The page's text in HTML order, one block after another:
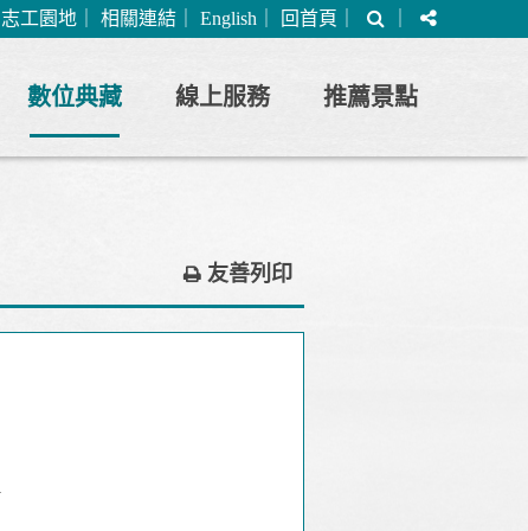
志工園地 相關連結 English 回首頁
尋
分
享
數位典藏 線上服務 推薦景點
友善列印